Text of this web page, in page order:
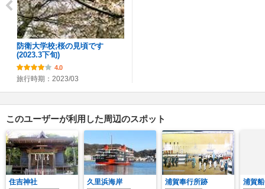
防衛大学校;桜の見頃です
(2023.3下旬)
4.0
旅行時期：2023/03
このユーザーが利用した周辺のスポット
住吉神社 久里浜海岸 浦賀奉行所跡 浦賀